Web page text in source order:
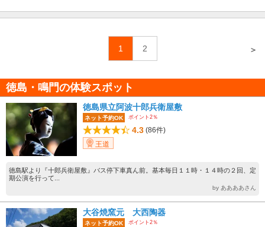
1 2 ＞
徳島・鳴門の体験スポット
徳島県立阿波十郎兵衛屋敷
ネット予約OK ポイント2％
4.3 (86件)
王道
徳島駅より『十郎兵衛屋敷』バス停下車真ん前。基本毎日１１時・１４時の２回、定
期公演を行って...
by ああああさん
大谷焼窯元 大西陶器
ネット予約OK ポイント2％